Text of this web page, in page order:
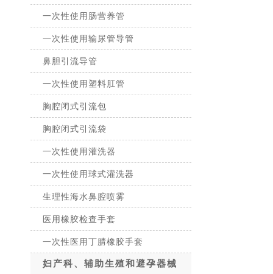
一次性使用肠营养管
一次性使用输尿管导管
鼻胆引流导管
一次性使用塑料肛管
胸腔闭式引流包
胸腔闭式引流袋
一次性使用灌洗器
一次性使用球式灌洗器
生理性海水鼻腔喷雾
医用橡胶检查手套
一次性医用丁腈橡胶手套
妇产科、辅助生殖和避孕器械